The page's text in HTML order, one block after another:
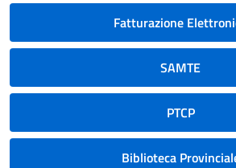
Fatturazione
SAMTE
PTCP
Biblioteca